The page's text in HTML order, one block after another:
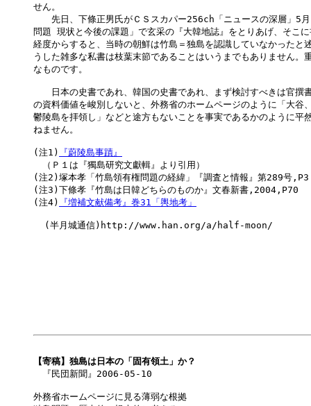
せん。
先日、下條正男氏がＣＳスカパー256ch「ニュースの深層」5月
問題 現状と今後の課題」で玄采の『大韓地誌』をとりあげ、そこ
経度からすると、当時の朝鮮は竹島＝独島を認識していなかったと
うした雑多な私書は枝葉末節であることはいうまでもありません。
なものです。
日本の史書であれ、韓国の史書であれ、まず検討すべきは官撰
の資料価値を峻別しないと、外務省のホームページのように「大谷
鬱陵島を拝領し」などと途方もないことを事実であるかのように平
ねません。
(注1)
『蔚陵島事蹟』
（Ｐ１は『獨島研究文獻輯』より引用）
(注2)塚本孝「竹島領有権問題の経緯」『調査と情報』第289号,P3
(注3)下條孝『竹島は日韓どちらのものか』文春新書,2004,P70
(注4)
『増補文献備考』巻31「輿地考」
  (半月城通信)http://www.han.org/a/half-moon/
【寄稿】独島は日本の「固有領土」か？
『民団新聞』2006-05-10
外務省ホームページに見る薄弱な根拠